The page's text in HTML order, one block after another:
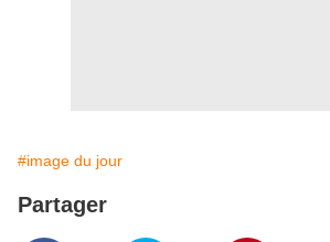
#image du jour
Partager